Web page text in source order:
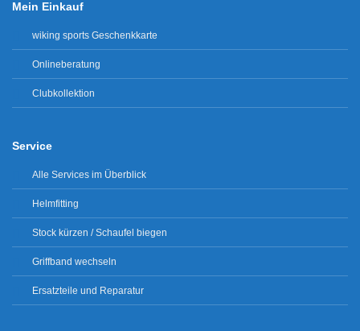
Mein Einkauf
wiking sports Geschenkkarte
Onlineberatung
Clubkollektion
Service
Alle Services im Überblick
Helmfitting
Stock kürzen / Schaufel biegen
Griffband wechseln
Ersatzteile und Reparatur